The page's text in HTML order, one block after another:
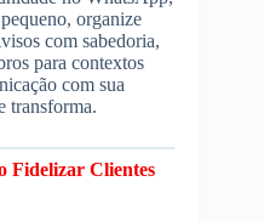
organize
com sabedoria,
para contextos
com sua
transforma.
Fidelizar Clientes